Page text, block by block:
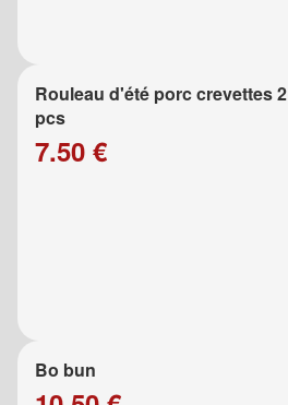
Rouleau d'été porc crevettes 2
pcs
7.50 €
Bo bun